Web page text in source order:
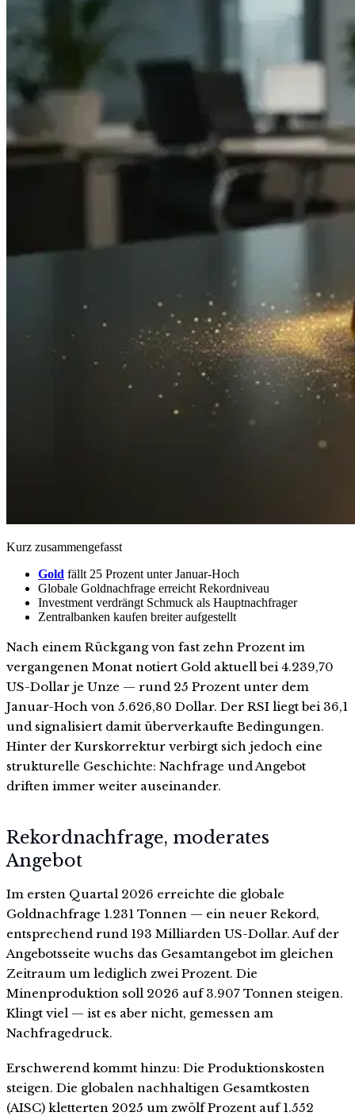
Kurz zusammengefasst
Gold fällt 25 Prozent unter Januar-Hoch
Globale Goldnachfrage erreicht Rekordniveau
Investment verdrängt Schmuck als Hauptnachfrager
Zentralbanken kaufen breiter aufgestellt
Nach einem Rückgang von fast zehn Prozent im
vergangenen Monat notiert Gold aktuell bei 4.239,70
US-Dollar je Unze — rund 25 Prozent unter dem
Januar-Hoch von 5.626,80 Dollar. Der RSI liegt bei 36,1
und signalisiert damit überverkaufte Bedingungen.
Hinter der Kurskorrektur verbirgt sich jedoch eine
strukturelle Geschichte: Nachfrage und Angebot
driften immer weiter auseinander.
Rekordnachfrage, moderates
Angebot
Im ersten Quartal 2026 erreichte die globale
Goldnachfrage 1.231 Tonnen — ein neuer Rekord,
entsprechend rund 193 Milliarden US-Dollar. Auf der
Angebotsseite wuchs das Gesamtangebot im gleichen
Zeitraum um lediglich zwei Prozent. Die
Minenproduktion soll 2026 auf 3.907 Tonnen steigen.
Klingt viel — ist es aber nicht, gemessen am
Nachfragedruck.
Erschwerend kommt hinzu: Die Produktionskosten
steigen. Die globalen nachhaltigen Gesamtkosten
(AISC) kletterten 2025 um zwölf Prozent auf 1.552